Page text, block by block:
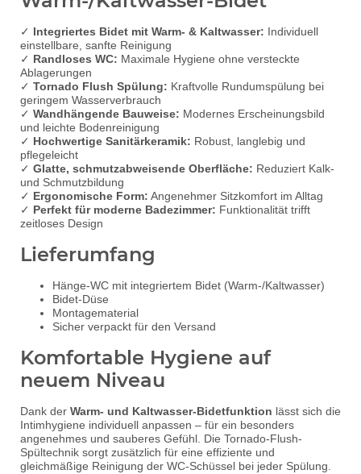
✓ Integriertes Bidet mit Warm- & Kaltwasser: Individuell
einstellbare, sanfte Reinigung
✓
Randloses WC: Maximale Hygiene ohne versteckte
Ablagerungen
✓ Tornado Flush Spülung: Kraftvolle Rundumspülung bei
geringem Wasserverbrauch
✓ Wandhängende Bauweise: Modernes Erscheinungsbild
und leichte Bodenreinigung
✓
Hochwertige Sanitärkeramik: Robust, langlebig und
pflegeleicht
✓ Glatte, schmutzabweisende Oberfläche: Reduziert Kalk-
und Schmutzbildung
✓
Ergonomische Form: Angenehmer Sitzkomfort im Alltag
✓
Perfekt für moderne Badezimmer: Funktionalität trifft
zeitloses Design
Lieferumfang
Hänge-WC mit integriertem Bidet (Warm-/Kaltwasser)
Bidet-Düse
Montagematerial
Sicher verpackt für den Versand
Komfortable Hygiene auf
neuem Niveau
Dank der Warm- und Kaltwasser-Bidetfunktion lässt sich die
Intimhygiene individuell anpassen – für ein besonders
angenehmes und sauberes Gefühl. Die Tornado-Flush-
Spültechnik sorgt zusätzlich für eine effiziente und
gleichmäßige Reinigung der WC-Schüssel bei jeder Spülung.